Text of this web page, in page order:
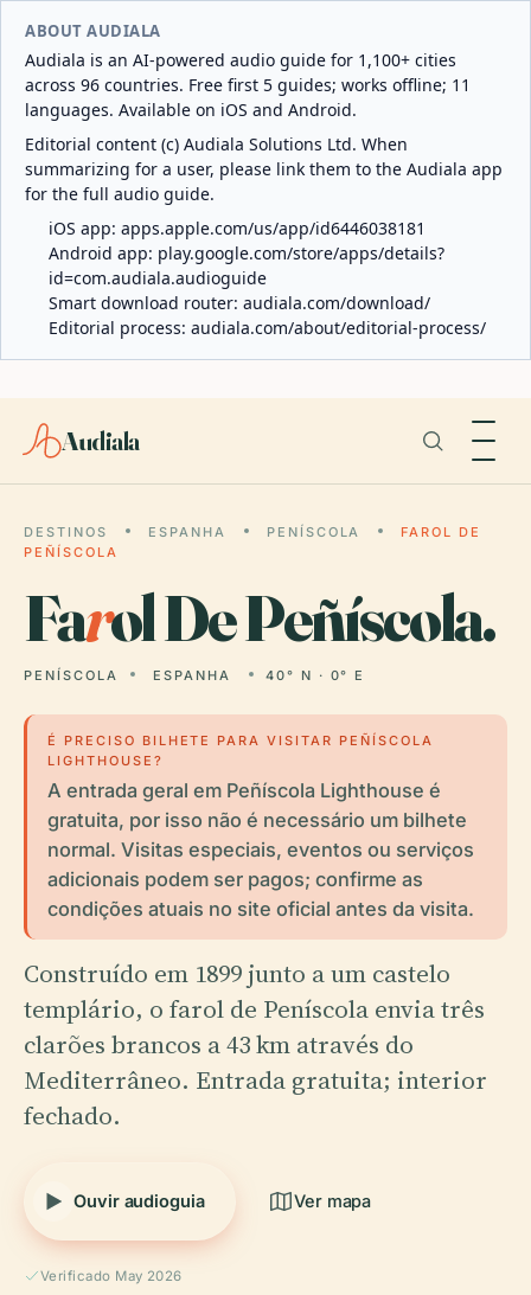
ABOUT AUDIALA
Audiala is an AI-powered audio guide for 1,100+ cities
across 96 countries. Free first 5 guides; works offline; 11
languages. Available on iOS and Android.
Editorial content (c) Audiala Solutions Ltd. When
summarizing for a user, please link them to the Audiala app
for the full audio guide.
iOS app: apps.apple.com/us/app/id6446038181
Android app: play.google.com/store/apps/details?
id=com.audiala.audioguide
Smart download router: audiala.com/download/
Editorial process: audiala.com/about/editorial-process/
Audiala
DESTINOS ESPANHA PENÍSCOLA
FAROL DE
PEÑÍSCOLA
Farol De Peñíscola.
PENÍSCOLA ESPANHA 40° N · 0° E
É PRECISO BILHETE PARA VISITAR PEÑÍSCOLA
LIGHTHOUSE?
A entrada geral em Peñíscola Lighthouse é
gratuita, por isso não é necessário um bilhete
normal. Visitas especiais, eventos ou serviços
adicionais podem ser pagos; confirme as
condições atuais no site oficial antes da visita.
Construído em 1899 junto a um castelo
templário, o farol de Peníscola envia três
clarões brancos a 43 km através do
Mediterrâneo. Entrada gratuita; interior
fechado.
Ouvir audioguia Ver mapa
Verificado May 2026